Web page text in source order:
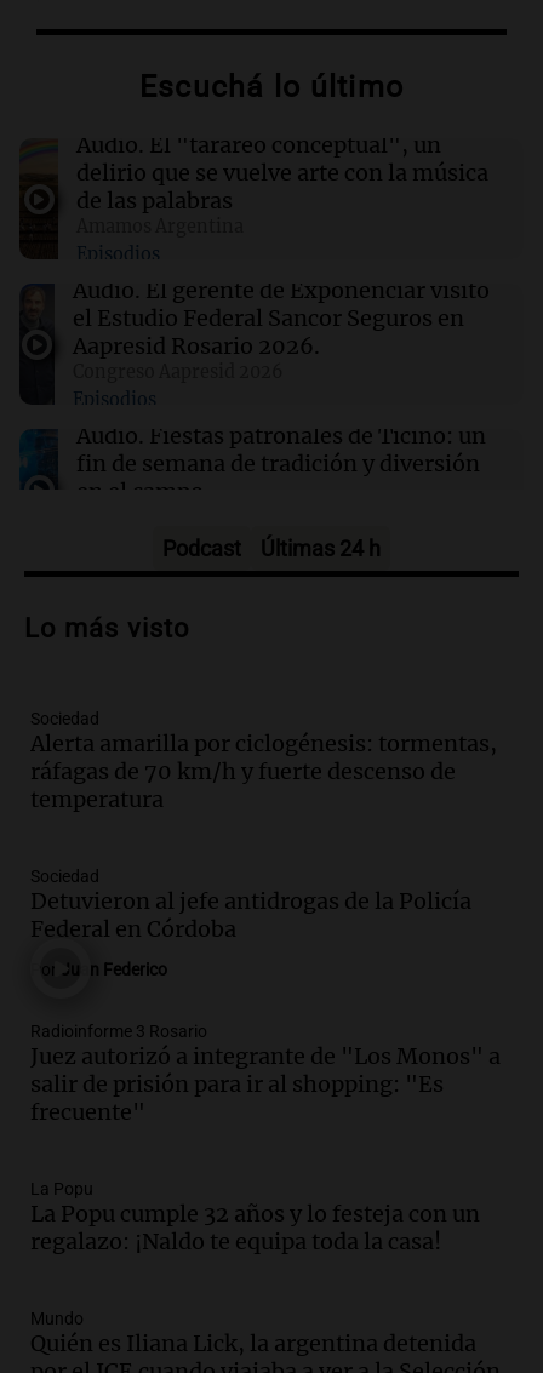
Madres pidieron por la Ley Joaquín en
22:00 Sociedad
Buenos Aires se prepara para un frío extremo:
21:54 Mundo
Líderes indígenas guatemaltecos liberados
tras 15 meses de prisión sin juicio
Escuchá lo último
Audio. El "tarareo conceptual", un
delirio que se vuelve arte con la música
de las palabras
Episodios
Audio. El gerente de Exponenciar visitó
el Estudio Federal Sancor Seguros en
Aapresid Rosario 2026.
Episodios
Audio. Fiestas patronales de Ticino: un
fin de semana de tradición y diversión
en el campo
Audio.Preparativos para la feria en La
de apertura
Audio.
lluvias, senadores manifiestan
oposición a ley de tierras
Panorama Federal
Audio.
centro de esquí Penitentes Park tras
siete años de cierre por falta de nieve
Episodios
Audio.Madres en Rosario piden por la
ley Joaquín.
Viva la Radio Rosario
Episodios
de hacienda: “Las tecnologías no
reemplazan el contacto con la gente”
La Argentina, hoy
Audio.
un pozo de 17 metros en Nueva Córdoba
Podcast Últimas 24 h
Lo más visto
Sociedad
Alerta amarilla por ciclogénesis: tormentas,
ráfagas de 70 km/h y fuerte descenso de
temperatura
Sociedad
Detuvieron al jefe antidrogas de la Policía
Federal en Córdoba
Juan Federico
Radioinforme 3 Rosario
Juez autorizó a integrante de "Los Monos" a
salir de prisión para ir al shopping: "Es
frecuente"
La Popu
La Popu cumple 32 años y lo festeja con un
regalazo: ¡Naldo te equipa toda la casa!
Mundo
Quién es Iliana Lick, la argentina detenida